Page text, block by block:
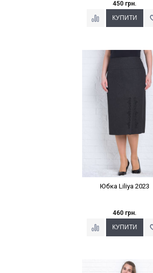
450 грн.
Наклейки Варіант з %
Юбка Liliya 2023
460 грн.
Наклейки Варіант з %